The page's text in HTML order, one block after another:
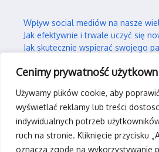
Cenimy prywatność
Używamy plików cookie, aby
wyświetlać reklamy lub treści
indywidualnych potrzeb
ruch na stronie. Kliknięcie przycisku
oznacza zgodę na wykorzystywanie
Wpływ social mediów na nasze
Jak efektywnie i trwale uczyć się
Jak skutecznie wspierać swojego
Praca hybrydowa – czy to
Kontakt
kontakt@rpas-team.pl